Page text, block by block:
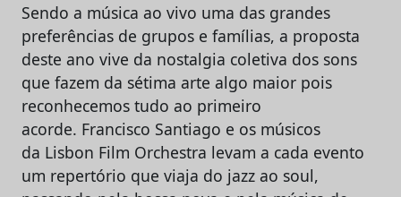
Sendo a música ao vivo uma das grandes
preferências de grupos e famílias, a proposta
deste ano vive da nostalgia coletiva dos sons
que fazem da sétima arte algo maior pois
reconhecemos tudo ao primeiro
acorde. Francisco Santiago e os músicos
da Lisbon Film Orchestra levam a cada evento
um repertório que viaja do jazz ao soul,